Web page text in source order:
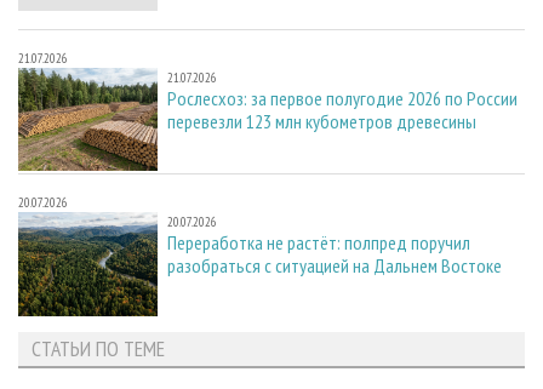
21.07.2026
21.07.2026
Рослесхоз: за первое полугодие 2026 по России
перевезли 123 млн кубометров древесины
20.07.2026
20.07.2026
Переработка не растёт: полпред поручил
разобраться с ситуацией на Дальнем Востоке
СТАТЬИ ПО ТЕМЕ